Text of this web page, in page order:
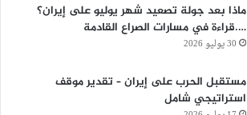
ماذا بعد جولة تصعيد شهر يوليو على إيران؟
….قراءة في مسارات الصراع القادمة
30 يوليو 2026
مستقبل الحرب على إيران – تقدير موقف
استراتيجي شامل